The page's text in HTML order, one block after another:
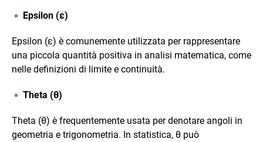
Epsilon (ε)
Epsilon (ε) è comunemente utilizzata per rappresentare
una piccola quantità positiva in analisi matematica, come
nelle definizioni di limite e continuità.
Theta (θ)
Theta (θ) è frequentemente usata per denotare angoli in
geometria e trigonometria. In statistica, θ può